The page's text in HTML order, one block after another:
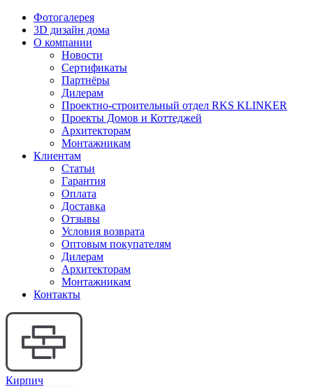
Фотогалерея
3D дизайн дома
О компании
Новости
Сертификаты
Партнёры
Дилерам
Проектно-строительный отдел RKS KLINKER
Проекты Домов и Коттеджей
Архитекторам
Монтажникам
Клиентам
Статьи
Гарантия
Оплата
Доставка
Отзывы
Условия возврата
Оптовым покупателям
Дилерам
Архитекторам
Монтажникам
Контакты
Кирпич